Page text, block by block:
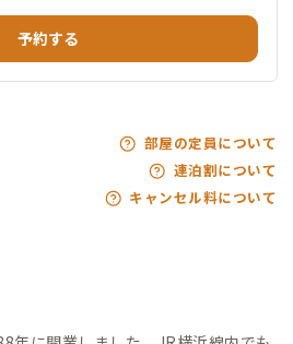
予約する
部屋の定員について
連泊割について
キャンセル料について